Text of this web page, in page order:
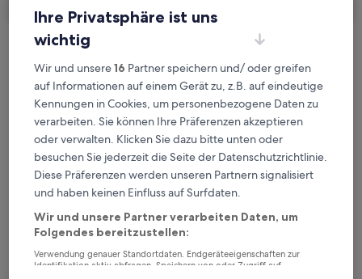
Kostenlose Stornierung bei
Planänderungen
Verdiene Prämien für jede
wahrgenommene Übernachtung
Mehr sparen mit Preisen für Mitglieder
Überprüfe die Preise für diese Daten
Ihre Privatsphäre ist uns
wichtig
Wir und unsere16 Partner speichern und/ oder greifen
auf Informationen auf einem Gerät zu, z.B. auf eindeutige
Kennungen in Cookies, um personenbezogene Daten zu
verarbeiten. Sie können Ihre Präferenzen akzeptieren
oder verwalten. Klicken Sie dazu bitte unten oder
besuchen Sie jederzeit die Seite der Datenschutzrichtlinie.
Diese Präferenzen werden unseren Partnern signalisiert
und haben keinen Einfluss auf Surfdaten.
Wir und unsere Partner verarbeiten Daten, um
Folgendes bereitzustellen:
Verwendung genauer Standortdaten. Endgeräteeigenschaften zur
Identifikation aktiv abfragen. Speichern von oder Zugriff auf